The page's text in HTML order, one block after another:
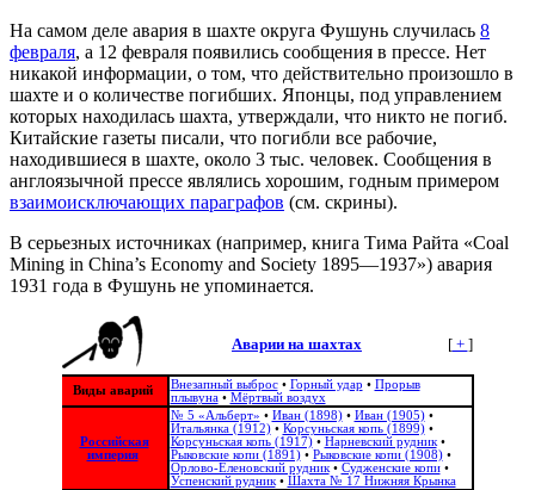
На самом деле авария в шахте округа Фушунь случилась 8
февраля, а 12 февраля появились сообщения в прессе. Нет
никакой информации, о том, что действительно произошло в
шахте и о количестве погибших. Японцы, под управлением
которых находилась шахта, утверждали, что никто не погиб.
Китайские газеты писали, что погибли все рабочие,
находившиеся в шахте, около 3 тыс. человек. Сообщения в
англоязычной прессе являлись хорошим, годным примером
взаимоисключающих параграфов (см. скрины).
В серьезных источниках (например, книга Тима Райта «Coal
Mining in China’s Economy and Society 1895—1937») авария
1931 года в Фушунь не упоминается.
[+ ]
Аварии на шахтах
Виды аварий Внезапный выброс• Горный удар • Прорыв
плывуна• Мёртвый воздух
Российская
империя
№ 5 «Альберт» • Иван (1898)• Иван (1905)•
Итальянка (1912)• Корсуньская копь (1899)•
Корсуньская копь (1917)• Нарневский рудник•
Рыковские копи (1891)• Рыковские копи (1908)•
Орлово-Еленовский рудник• Судженские копи•
Успенский рудник• Шахта № 17 Нижняя Крынка